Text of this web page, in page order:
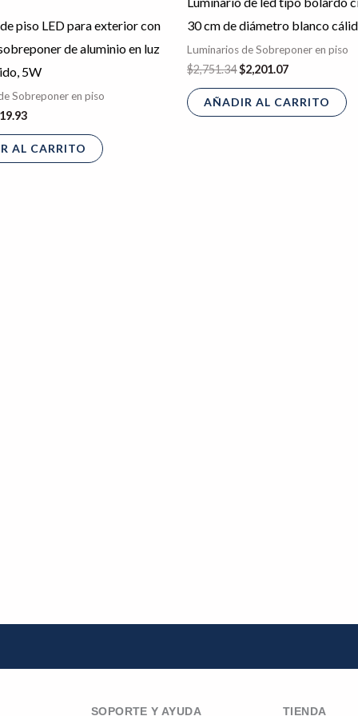
piso LED para exterior con
de aluminio en luz
5W
Sobreponer en piso
AL CARRITO
30 cm de diámetro blanco
Luminarios de Sobreponer en piso
$2,751.34$2,201.07
AÑADIR AL CARRITO
SOPORTE Y AYUDA TIENDA